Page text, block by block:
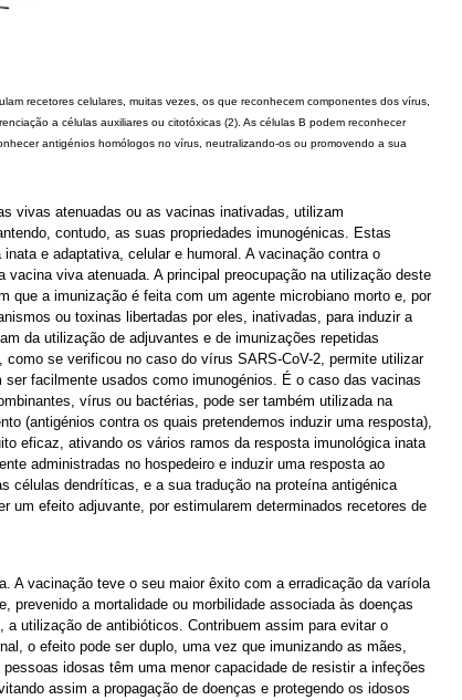
recetores celulares, muitas vezes, os que reconhecem componentes dos vírus,
a células auxiliares ou citotóxicas (2). As células B podem reconhecer
antigénios homólogos no vírus, neutralizando-os ou promovendo a sua
vivas atenuadas ou as vacinas inativadas, utilizam
contudo, as suas propriedades imunogénicas. Estas
e adaptativa, celular e humoral. A vacinação contra o
viva atenuada. A principal preocupação na utilização deste
que a imunização é feita com um agente microbiano morto e, por
ou toxinas libertadas por eles, inativadas, para induzir a
da utilização de adjuvantes e de imunizações repetidas
se verificou no caso do vírus SARS-CoV-2, permite utilizar
facilmente usados como imunogénios. É o caso das vacinas
vírus ou bactérias, pode ser também utilizada na
(antigénios contra os quais pretendemos induzir uma resposta),
eficaz, ativando os vários ramos da resposta imunológica inata
administradas no hospedeiro e induzir uma resposta ao
células dendríticas, e a sua tradução na proteína antigénica
efeito adjuvante, por estimularem determinados recetores de
A vacinação teve o seu maior êxito com a erradicação da varíola
a mortalidade ou morbilidade associada às doenças
utilização de antibióticos. Contribuem assim para evitar o
o efeito pode ser duplo, uma vez que imunizando as mães,
idosas têm uma menor capacidade de resistir a infeções
assim a propagação de doenças e protegendo os idosos